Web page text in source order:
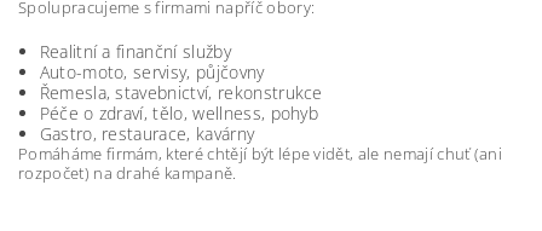
Spolupracujeme s firmami napříč obory:
Realitní a finanční služby
Auto-moto, servisy, půjčovny
Řemesla, stavebnictví, rekonstrukce
Péče o zdraví, tělo, wellness, pohyb
Gastro, restaurace, kavárny
Pomáháme firmám, které chtějí být lépe vidět, ale nemají chuť (ani
rozpočet) na drahé kampaně.